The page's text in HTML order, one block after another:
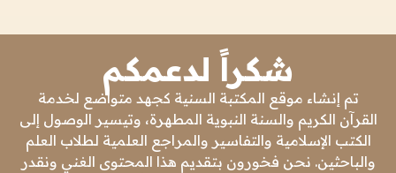
شكراً لدعمكم
تم إنشاء موقع المكتبة السنية كجهد متواضع لخدمة
القرآن الكريم والسنة النبوية المطهرة، وتيسير الوصول إلى
الكتب الإسلامية والتفاسير والمراجع العلمية لطلاب العلم
والباحثين. نحن فخورون بتقديم هذا المحتوى الغني ونقدر